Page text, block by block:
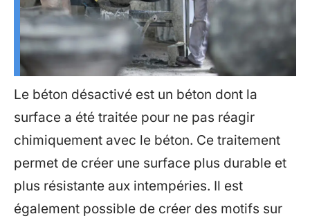
Le béton désactivé est un béton dont la
surface a été traitée pour ne pas réagir
chimiquement avec le béton. Ce traitement
permet de créer une surface plus durable et
plus résistante aux intempéries. Il est
également possible de créer des motifs sur